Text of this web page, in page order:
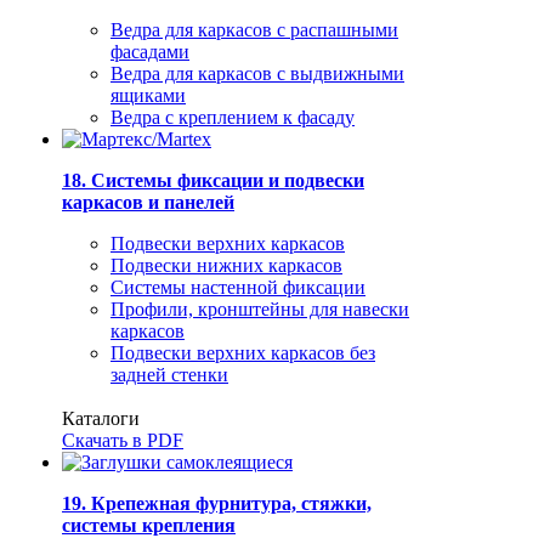
Ведра для каркасов с распашными
фасадами
Ведра для каркасов с выдвижными
ящиками
Ведра с креплением к фасаду
18. Системы фиксации и подвески
каркасов и панелей
Подвески верхних каркасов
Подвески нижних каркасов
Системы настенной фиксации
Профили, кронштейны для навески
каркасов
Подвески верхних каркасов без
задней стенки
Каталоги
Скачать в PDF
19. Крепежная фурнитура, стяжки,
системы крепления